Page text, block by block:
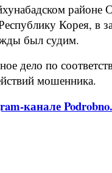
районе
Корея,
был судим.
дело по
мошенника.
канале